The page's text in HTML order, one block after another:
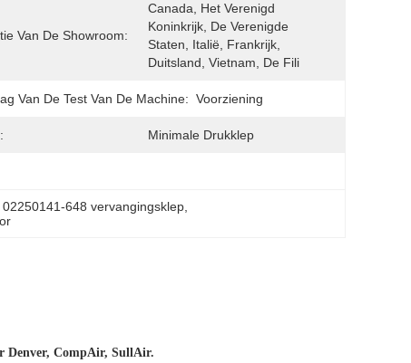
Van De Showroom:
Canada, Het Verenigd
Koninkrijk, De Verenigde
Staten, Italië, Frankrijk,
Duitsland, Vietnam, De Fili
Van De Test Van De Machine: Voorziening
Minimale Drukklep
02250141-648 vervangingsklep
Denver, CompAir, SullAir.